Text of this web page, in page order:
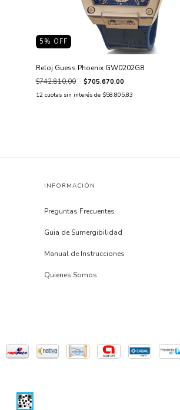
5 % OFF
Reloj Guess Phoenix GW0202G8
$742.810,00 $705.670,00
12 cuotas sin interés de $58.805,83
INFORMACIÓN
Preguntas Frecuentes
Guia de Sumergibilidad
Manual de Instrucciones
Quienes Somos